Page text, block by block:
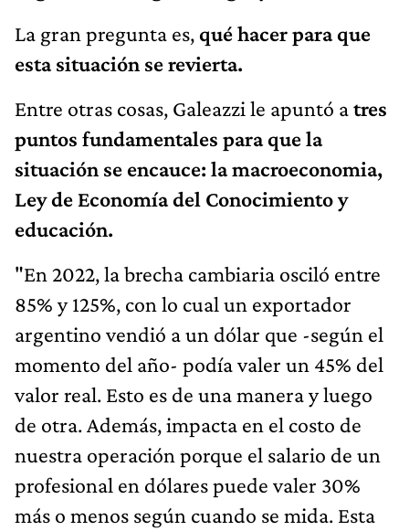
La gran pregunta es, qué hacer para que
esta situación se revierta.
Entre otras cosas, Galeazzi le apuntó atres
puntos fundamentales para que la
situación se encauce: la macroeconomia,
Ley de Economía del Conocimiento y
educación.
"En 2022, la brecha cambiaria osciló entre
85% y 125%, con lo cual un exportador
argentino vendió a un dólar que -según el
momento del año- podía valer un 45% del
valor real. Esto es de una manera y luego
de otra. Además, impacta en el costo de
nuestra operación porque el salario de un
profesional en dólares puede valer 30%
más o menos según cuando se mida. Esta